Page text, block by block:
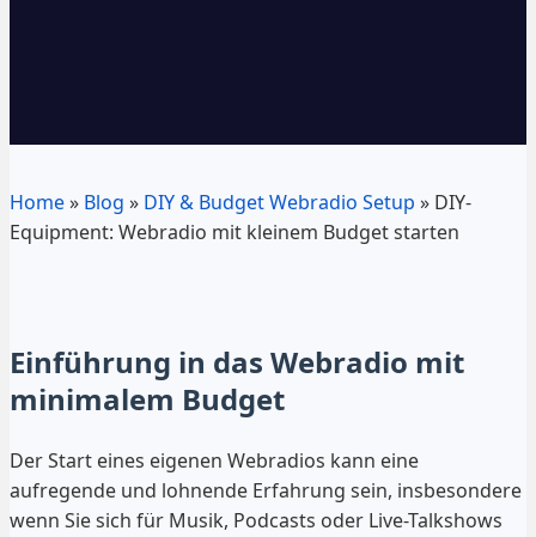
Home» Blog » DIY & Budget Webradio Setup » DIY-
Equipment: Webradio mit kleinem Budget starten
Einführung in das Webradio mit
minimalem Budget
Der Start eines eigenen Webradios kann eine
aufregende und lohnende Erfahrung sein, insbesondere
wenn Sie sich für Musik, Podcasts oder Live-Talkshows